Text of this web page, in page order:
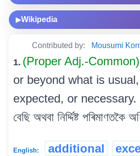
▶Wikipedia
Contributed by: Mousumi
1. (Proper Adj.-Common)
or beyond what is
expected, or necessary.
বেছি অথবা নিৰ্দ্দিষ্ট পৰিমাণতকৈ
English: additional